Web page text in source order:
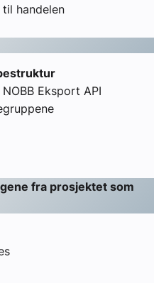
handelen
Eksport API
fra prosjektet som